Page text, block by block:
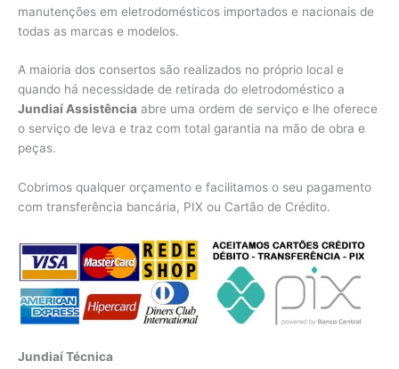
manutenções em eletrodomésticos importados e nacionais de
todas as marcas e modelos.
A maioria dos consertos são realizados no próprio local e
quando há necessidade de retirada do eletrodoméstico a
Jundiaí Assistência abre uma ordem de serviço e lhe oferece
o serviço de leva e traz com total garantia na mão de obra e
peças.
Cobrimos qualquer orçamento e facilitamos o seu pagamento
com transferência bancária, PIX ou Cartão de Crédito.
Jundiaí Técnica